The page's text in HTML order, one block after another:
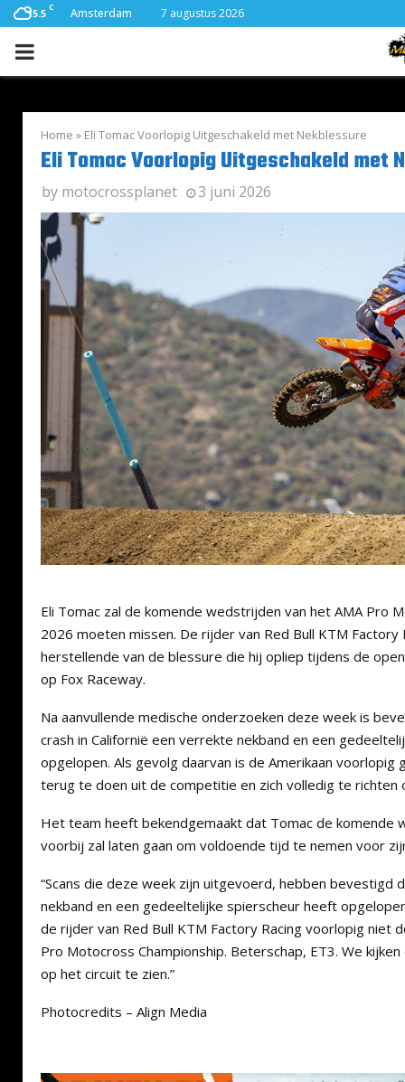
15.5 C Amsterdam 7 augustus 2026
PRIMARY
Home » Eli Tomac Voorlopig Uitgeschakeld met Nekblessure
Eli Tomac Voorlopig Uitgeschakeld met
by motocrossplanet 3 juni 2026
Eli Tomac zal de komende wedstrijden van het AMA Pro
2026 moeten missen. De rijder van Red Bull KTM Factory
herstellende van de blessure die hij opliep tijdens de
op Fox Raceway.
Na aanvullende medische onderzoeken deze week is
crash in Californië een verrekte nekband en een
opgelopen. Als gevolg daarvan is de Amerikaan voorlopig
terug te doen uit de competitie en zich volledig te richten
Het team heeft bekendgemaakt dat Tomac de komende
voorbij zal laten gaan om voldoende tijd te nemen voor
“Scans die deze week zijn uitgevoerd, hebben bevestigd
nekband en een gedeeltelijke spierscheur heeft
de rijder van Red Bull KTM Factory Racing voorlopig niet
Pro Motocross Championship. Beterschap, ET3. We
op het circuit te zien.”
Photocredits – Align Media